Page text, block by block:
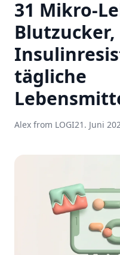
31 Mikro-
Blutzucker,
tägliche
Alex from LOGI21. Juni